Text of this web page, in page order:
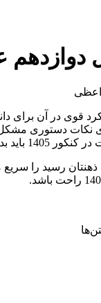
در آن برای
نکات دستوری
شما می‌گوید.
ذهنتان رسید را